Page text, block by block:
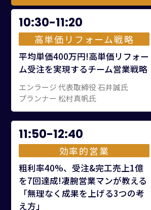
10:30-11:20
高単価リフォーム戦略
平均単価400万円!高単価リフォー
ム受注を実現するチーム営業戦略
エンラージ 代表取締役 石井誠氏
プランナー 松村真帆氏
11:50-12:40
効率的営業
粗利率40%、受注&完工売上1億
を7回達成!凄腕営業マンが教える
「無理なく成果を上げる3つの考
え方」